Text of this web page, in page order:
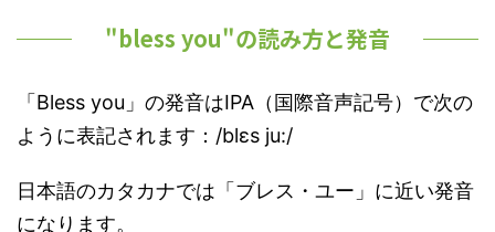
"bless you"の読み方と発音
「Bless you」の発音はIPA（国際音声記号）で次の
ように表記されます：/blɛs ju:/
日本語のカタカナでは「ブレス・ユー」に近い発音
になります。